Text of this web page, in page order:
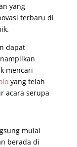
yang
terbaru di
dapat
mencari
yang telah
acara serupa
mulai
berada di